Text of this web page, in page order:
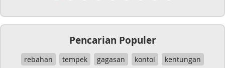
Pencarian Populer
rebahan tempek gagasan kontol
kentungan